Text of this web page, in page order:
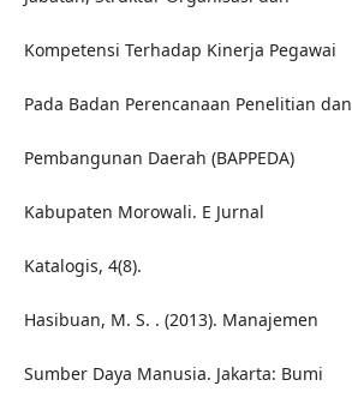
Kompetensi Terhadap Kinerja Pegawai
Pada Badan Perencanaan Penelitian dan
Pembangunan Daerah (BAPPEDA)
Kabupaten Morowali. E Jurnal
Katalogis, 4(8).
Hasibuan, M. S. . (2013). Manajemen
Sumber Daya Manusia. Jakarta: Bumi